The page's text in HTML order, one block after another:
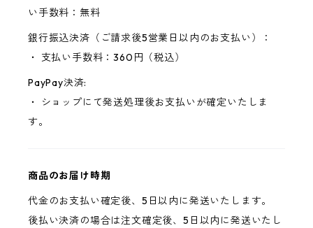
い手数料：無料
銀行振込決済（ご請求後5営業日以内のお支払い）：
・ 支払い手数料：360円（税込）
PayPay決済:
・ ショップにて発送処理後お支払いが確定いたしま
す。
商品のお届け時期
代金のお支払い確定後、5日以内に発送いたします。
後払い決済の場合は注文確定後、5日以内に発送いたし